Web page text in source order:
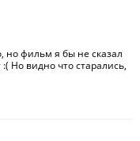
но фильм я бы не сказал
Но видно что старались,